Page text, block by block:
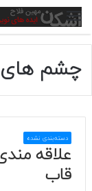
منو
چشم
دسته‌بندی نشده
علاقه
قاب